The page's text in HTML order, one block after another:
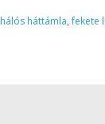
háttámla,fekete